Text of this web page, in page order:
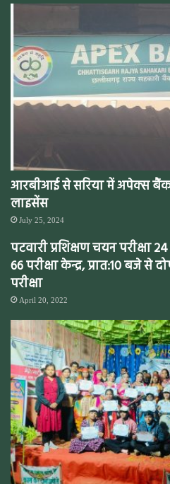
आरबीआई से सरिया में अपेक्स
लाइसेंस
July 25, 2024
पटवारी प्रशिक्षण चयन परीक्षा
66 परीक्षा केन्द्र, प्रात:10 बजे से
परीक्षा
April 20, 2022